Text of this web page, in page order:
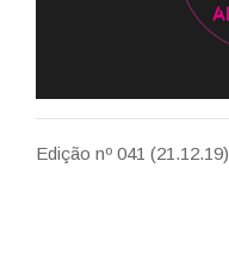
Edição nº 041 (21.12.19)